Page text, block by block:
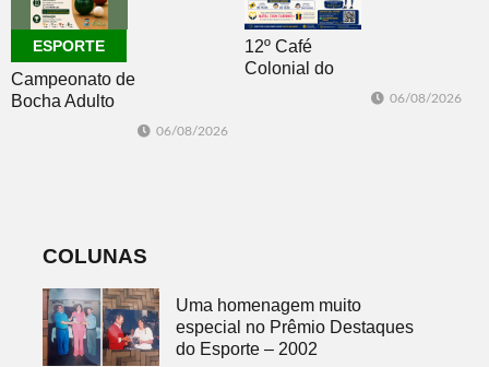
ESPORTE
Campeonato de
Bocha Adulto
06/08/2026
12º Café
Colonial do
06/08/2026
COLUNAS
Uma homenagem muito
especial no Prêmio Destaques
do Esporte – 2002